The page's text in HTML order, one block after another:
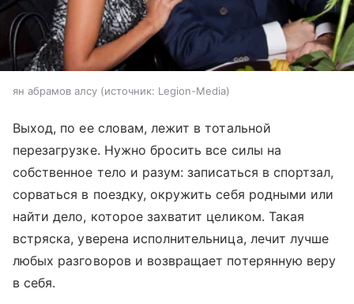
ян абрамов алсу источник: Legion-Media
Выход, по ее словам, лежит в тотальной
перезагрузке. Нужно бросить все силы на
собственное тело и разум: записаться в спортзал,
сорваться в поездку, окружить себя родными или
найти дело, которое захватит целиком. Такая
встряска, уверена исполнительница, лечит лучше
любых разговоров и возвращает потерянную веру
в себя.